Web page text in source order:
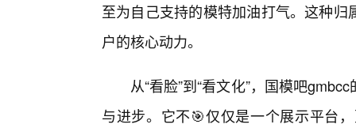
至为自己支持的模特加油打气。这种
户的核心动力。
从“看脸”到“看文化”，国模吧
与进步。它不🎯仅仅是一个展示平台